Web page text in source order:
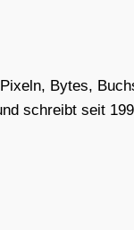
Bytes,
schreibt seit